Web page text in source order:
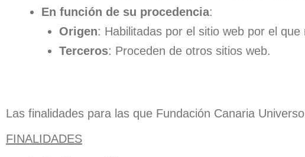
En función de su procedencia:
Origen: Habilitadas por el sitio web por el que
Terceros: Proceden de otros sitios web.
Las finalidades para las que Fundación Canaria
FINALIDADES